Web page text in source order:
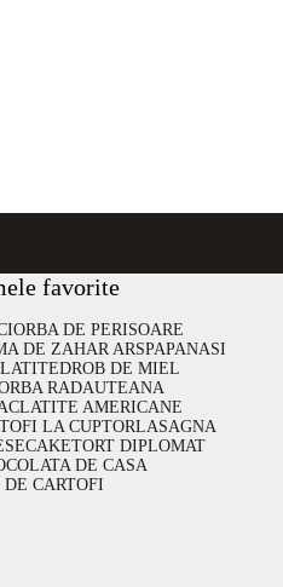
favorite
DE PERISOARE
DE ZAHAR ARSPAPANASI
DROB DE MIEL
RADAUTEANA
CLATITE AMERICANE
LA CUPTORLASAGNA
TORT DIPLOMAT
DE CASA
CARTOFI